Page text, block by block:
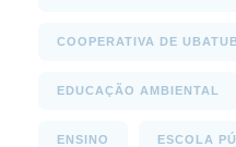
COOPERATIVA DE
EDUCAÇÃO AMBIENTAL
ENSINO ESCOLA